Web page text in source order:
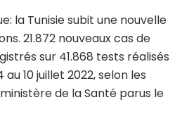
la Tunisie subit une nouvelle
21.872 nouveaux cas de
sur 41.868 tests réalisés
10 juillet 2022, selon les
de la Santé parus le